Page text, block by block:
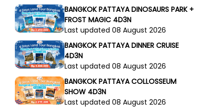
BANGKOK PATTAYA DINOSAURS PARK +
FROST MAGIC 4D3N
Last updated 08 August 2026
BANGKOK PATTAYA DINNER CRUISE
4D3N
Last updated 08 August 2026
BANGKOK PATTAYA COLLOSSEUM
SHOW 4D3N
Last updated 08 August 2026